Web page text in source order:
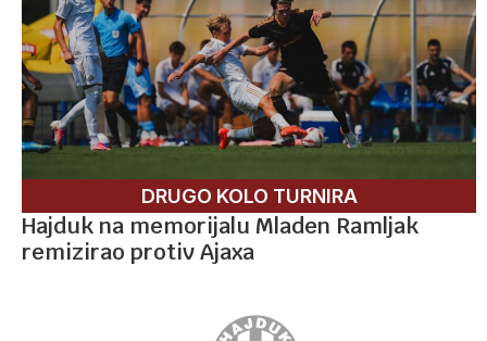
DRUGO KOLO TURNIRA
Hajduk na memorijalu Mladen Ramljak
remizirao protiv Ajaxa